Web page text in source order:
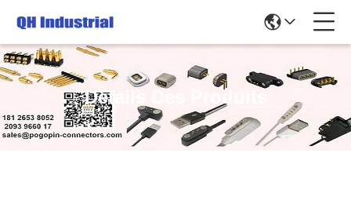
Détails Des Produits